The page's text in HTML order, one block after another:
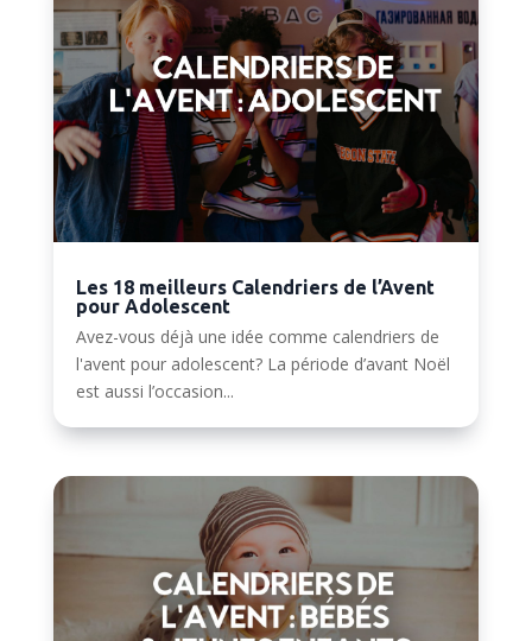
Les 18 meilleurs Calendriers de l’Avent
pour Adolescent
Avez-vous déjà une idée comme calendriers de
l'avent pour adolescent? La période d’avant Noël
est aussi l’occasion...